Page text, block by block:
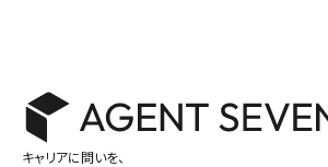
キャリアに問いを、